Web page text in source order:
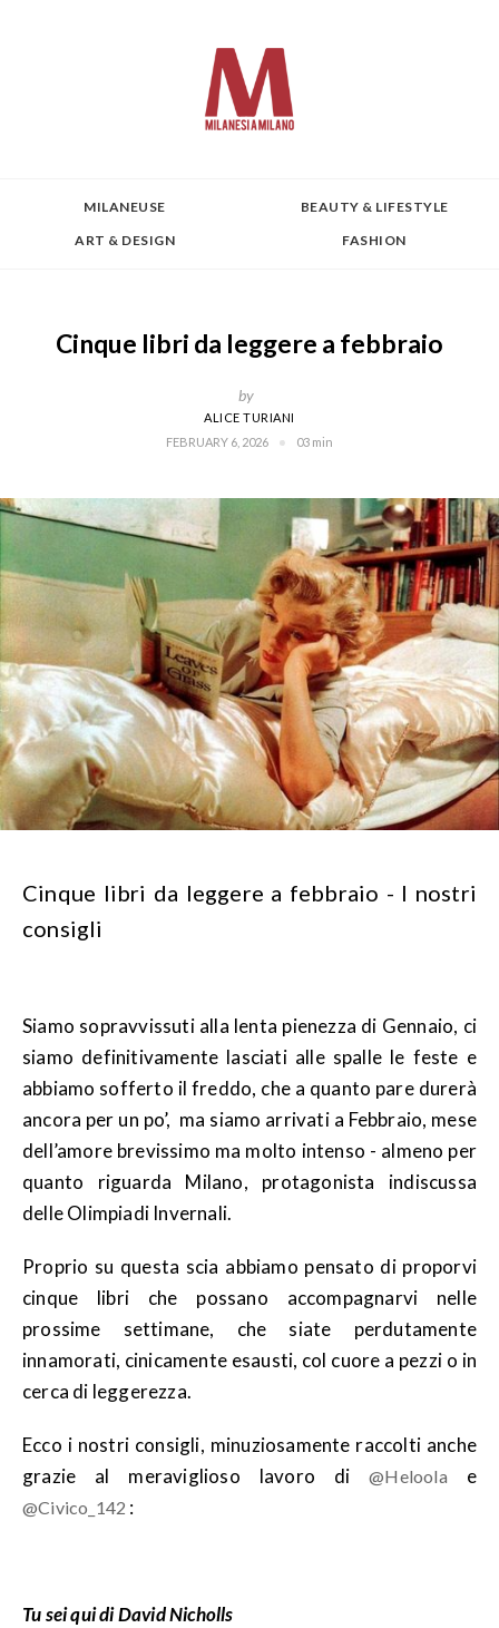
MILANEUSE
BEAUTY & LIFESTYLE
ART & DESIGN
FASHION
Cinque libri da leggere a febbraio
by
ALICE TURIANI
FEBRUARY 6, 2026
03 min
Cinque libri da leggere a febbraio - I nostri
consigli
Siamo sopravvissuti alla lenta pienezza di Gennaio, ci
siamo definitivamente lasciati alle spalle le feste e
abbiamo sofferto il freddo, che a quanto pare durerà
ancora per un po’, ma siamo arrivati a Febbraio, mese
dell’amore brevissimo ma molto intenso - almeno per
quanto riguarda Milano, protagonista indiscussa
delle Olimpiadi Invernali.
Proprio su questa scia abbiamo pensato di proporvi
cinque libri che possano accompagnarvi nelle
prossime settimane, che siate perdutamente
innamorati, cinicamente esausti, col cuore a pezzi o in
cerca di leggerezza.
Ecco i nostri consigli, minuziosamente raccolti anche
grazie al meraviglioso lavoro di@Heloola e
@Civico_142 :
Tu sei qui di David Nicholls